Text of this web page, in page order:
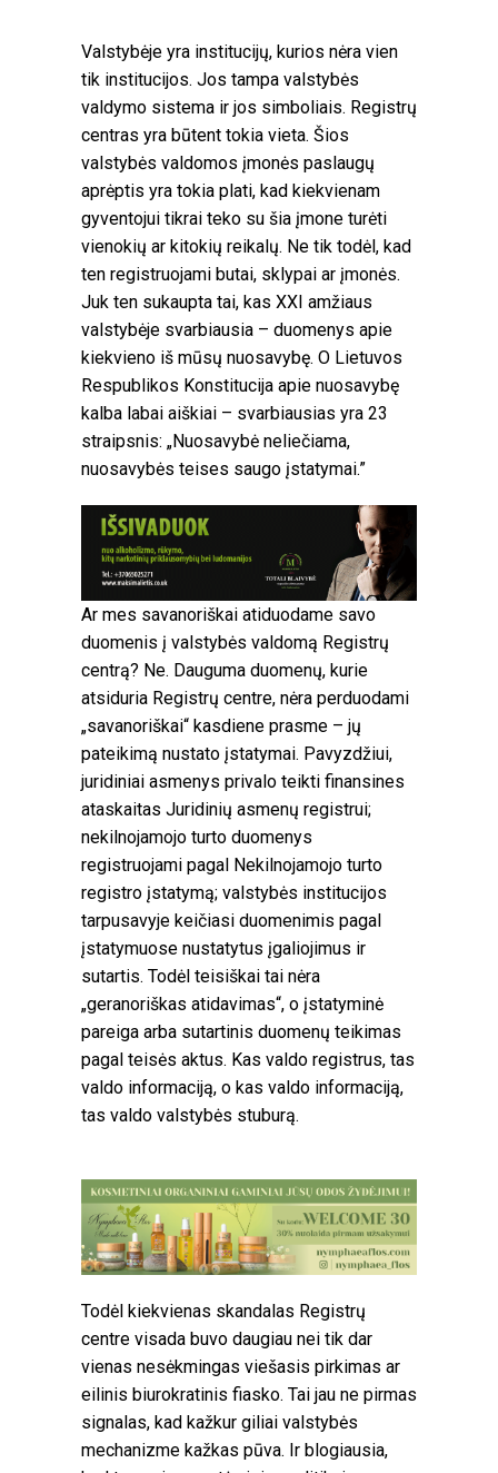
Valstybėje yra institucijų, kurios nėra vien
tik institucijos. Jos tampa valstybės
valdymo sistema ir jos simboliais. Registrų
centras yra būtent tokia vieta. Šios
valstybės valdomos įmonės paslaugų
aprėptis yra tokia plati, kad kiekvienam
gyventojui tikrai teko su šia įmone turėti
vienokių ar kitokių reikalų. Ne tik todėl, kad
ten registruojami butai, sklypai ar įmonės.
Juk ten sukaupta tai, kas XXI amžiaus
valstybėje svarbiausia – duomenys apie
kiekvieno iš mūsų nuosavybę. O Lietuvos
Respublikos Konstitucija apie nuosavybę
kalba labai aiškiai – svarbiausias yra 23
straipsnis: „Nuosavybė neliečiama,
nuosavybės teises saugo įstatymai.”
Ar mes savanoriškai atiduodame savo
duomenis į valstybės valdomą Registrų
centrą? Ne. Dauguma duomenų, kurie
atsiduria Registrų centre, nėra perduodami
„savanoriškai“ kasdiene prasme – jų
pateikimą nustato įstatymai. Pavyzdžiui,
juridiniai asmenys privalo teikti finansines
ataskaitas Juridinių asmenų registrui;
nekilnojamojo turto duomenys
registruojami pagal Nekilnojamojo turto
registro įstatymą; valstybės institucijos
tarpusavyje keičiasi duomenimis pagal
įstatymuose nustatytus įgaliojimus ir
sutartis. Todėl teisiškai tai nėra
„geranoriškas atidavimas“, o įstatyminė
pareiga arba sutartinis duomenų teikimas
pagal teisės aktus. Kas valdo registrus, tas
valdo informaciją, o kas valdo informaciją,
tas valdo valstybės stuburą.
Todėl kiekvienas skandalas Registrų
centre visada buvo daugiau nei tik dar
vienas nesėkmingas viešasis pirkimas ar
eilinis biurokratinis fiasko. Tai jau ne pirmas
signalas, kad kažkur giliai valstybės
mechanizme kažkas pūva. Ir blogiausia,